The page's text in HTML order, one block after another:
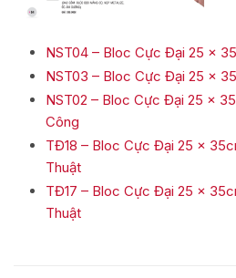
NST04 – Bloc Cực Đại 25 x
NST03 – Bloc Cực Đại 25 x
NST02 – Bloc Cực Đại 25 x
Công
TĐ18 – Bloc Cực Đại 25 x
Thuật
TĐ17 – Bloc Cực Đại 25 x
Thuật